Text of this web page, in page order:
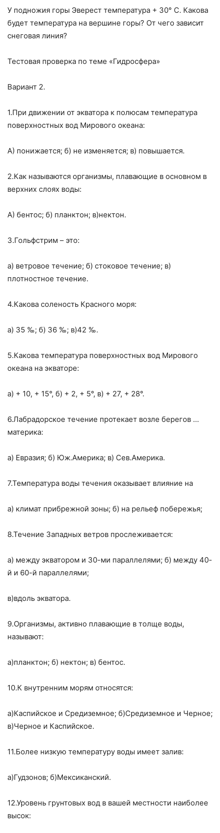
У подножия горы Эверест температура + 30° С. Какова
будет температура на вершине горы? От чего зависит
снеговая линия?
Тестовая проверка по теме «Гидросфера»
Вариант 2.
1.При движении от экватора к полюсам температура
поверхностных вод Мирового океана:
А) понижается; б) не изменяется; в) повышается.
2.Как называются организмы, плавающие в основном в
верхних слоях воды:
А) бентос; б) планктон; в)нектон.
3.Гольфстрим – это:
а) ветровое течение; б) стоковое течение; в)
плотностное течение.
4.Какова соленость Красного моря:
а) 35 ‰; б) 36 ‰; в)42 ‰.
5.Какова температура поверхностных вод Мирового
океана на экваторе:
а) + 10, + 15°, б) + 2, + 5°, в) + 27, + 28°.
6.Лабрадорское течение протекает возле берегов …
материка:
а) Евразия; б) Юж.Америка; в) Сев.Америка.
7.Температура воды течения оказывает влияние на
а) климат прибрежной зоны; б) на рельеф побережья;
8.Течение Западных ветров прослеживается:
а) между экватором и 30-ми параллелями; б) между 40-
й и 60-й параллелями;
в)вдоль экватора.
9.Организмы, активно плавающие в толще воды,
называют:
а)планктон; б) нектон; в) бентос.
10.К внутренним морям относятся:
а)Каспийское и Средиземное; б)Средиземное и Черное;
в)Черное и Каспийское.
11.Более низкую температуру воды имеет залив:
а)Гудзонов; б)Мексиканский.
12.Уровень грунтовых вод в вашей местности наиболее
высок: